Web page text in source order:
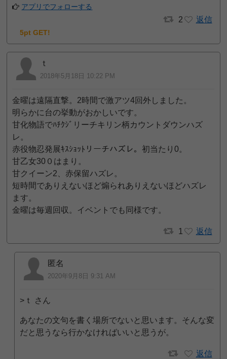
アプリでフォローする
2 返信
5pt GET!
ｔ
2018年5月18日 10:22 PM
金曜は遠隔直撃。2時間で激アツ4回外しました。
明らかに台の挙動がおかしいです。
甘化物語でﾊﾁｸｼﾞリーチキリン柄カウントダウンハズ
レ。
赤役物忍発展ｷｽｼｮｯﾄリーチハズレ。初当たり0。
甘乙女30０はまり。
甘クイーン2、赤保留ハズレ。
短時間でありえないほど煽られありえないほどハズレ
ます。
金曜は毎週回収。イベントでも同様です。
1 返信
匿名
2020年9月8日 9:31 AM
>ｔ さん
あなたの文句を書く場所でないと思います。そんな変
だと思うなら行かなければいいと思うが。
返信